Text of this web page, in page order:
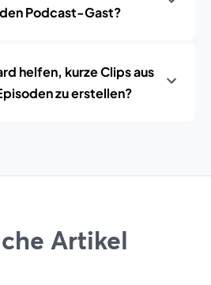
Podcast-Gast?
helfen, kurze Clips aus
zu erstellen?
Artikel